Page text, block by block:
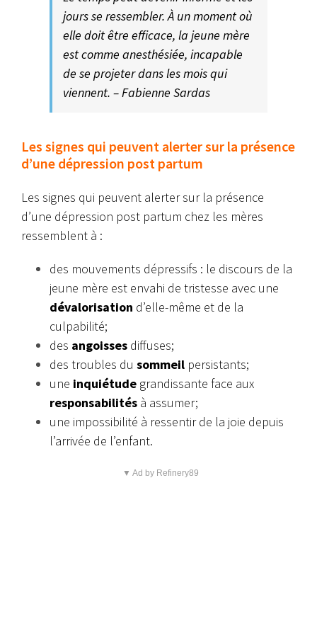
jours se ressembler. À un moment où
elle doit être efficace, la jeune mère
est comme anesthésiée, incapable
de se projeter dans les mois qui
viennent. – Fabienne Sardas
Les signes qui peuvent alerter sur la présence
d’une dépression post partum
Les signes qui peuvent alerter sur la présence
d’une dépression post partum chez les mères
ressemblent à :
des mouvements dépressifs : le discours de la
jeune mère est envahi de tristesse avec une
dévalorisation d’elle-même et de la
culpabilité;
des angoisses diffuses;
des troubles du sommeil persistants;
une inquiétude grandissante face aux
responsabilités à assumer;
une impossibilité à ressentir de la joie depuis
l’arrivée de l’enfant.
▼ Ad by Refinery89